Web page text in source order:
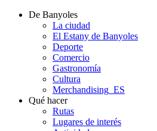
De Banyoles
La ciudad
El Estany de Banyoles
Deporte
Comercio
Gastronomía
Cultura
Merchandising_ES
Qué hacer
Rutas
Lugares de interés